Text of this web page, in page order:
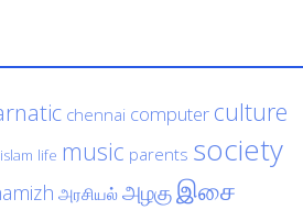
chennai computer culture
islam life music parents society
அரசியல் அழகுஇசை